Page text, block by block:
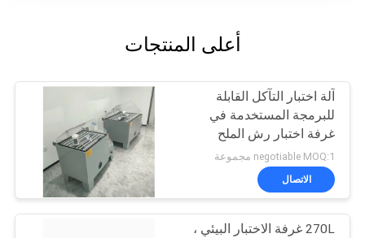
أعلى المنتجات
آلة اختبار التآكل القابلة
للبرمجة المستخدمة في
غرفة اختبار رش الملح
negotiable MOQ:1 مجموعة
الاتصال
270L غرفة الاختبار البيئي ،